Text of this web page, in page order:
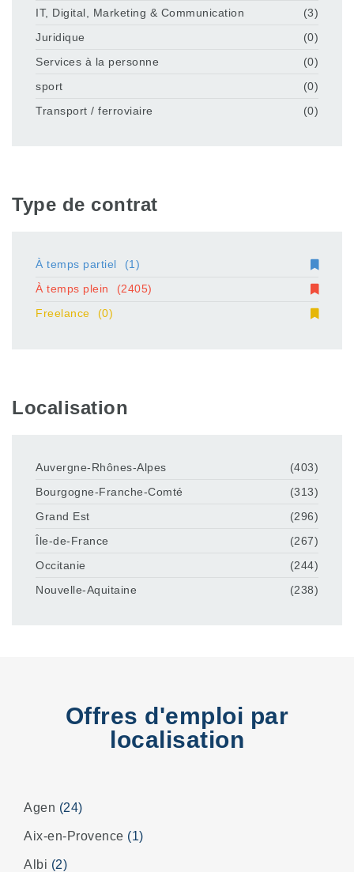
IT, Digital, Marketing & Communication
(3)
Juridique
(0)
Services à la personne
(0)
sport
(0)
Transport / ferroviaire
(0)
Type de contrat
À temps partiel
(1)
À temps plein
(2405)
Freelance
(0)
Localisation
Auvergne-Rhônes-Alpes
(403)
Bourgogne-Franche-Comté
(313)
Grand Est
(296)
Île-de-France
(267)
Occitanie
(244)
Nouvelle-Aquitaine
(238)
Offres d'emploi par
localisation
Agen (24)
Aix-en-Provence (1)
Albi (2)